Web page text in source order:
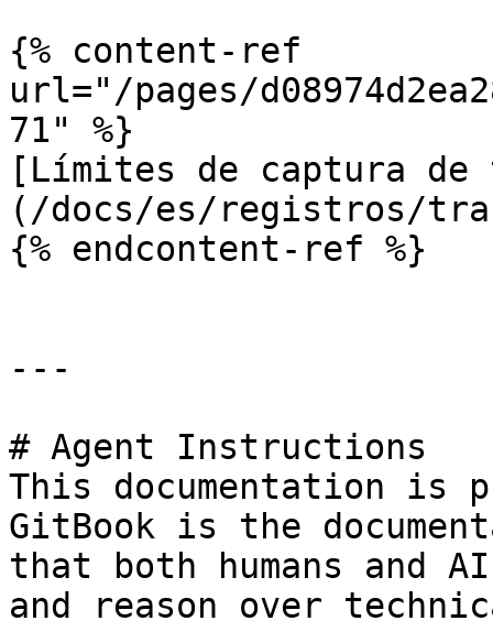
{% content-ref
url="/pages/
71" %}
[Límites de captura
(/docs/es/registros/
{% endcontent-ref %}
---
# Agent Instructions
This documentation is
GitBook is the
that both humans and
and reason over